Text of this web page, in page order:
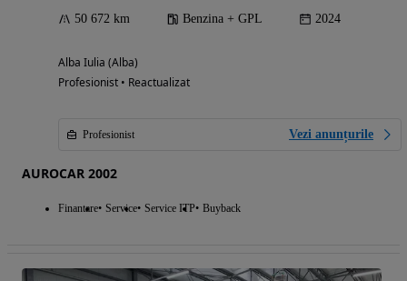
50 672 km Benzina + GPL 2024
Alba Iulia (Alba)
Profesionist • Reactualizat
Profesionist Vezi anunțurile
AUROCAR 2002
Finantare Service Service ITP Buyback